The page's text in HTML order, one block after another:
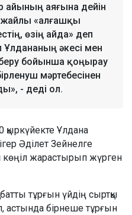
айының аяғына дейін
«алғашқы
өзің айда» деп
Ұлдананың әкесі мен
беру бойынша қоңырау
мәртебесінен
- деді ол.
қыркүйекте Ұлдана
Әділет Зейнелге
көңіл жарастырып жүрген
тұрғын үйдің сыртқы
астында бірнеше тұрғын